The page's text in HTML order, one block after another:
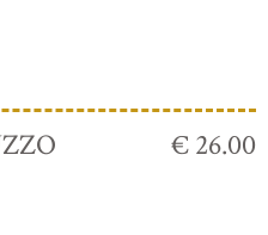
€ 26.00